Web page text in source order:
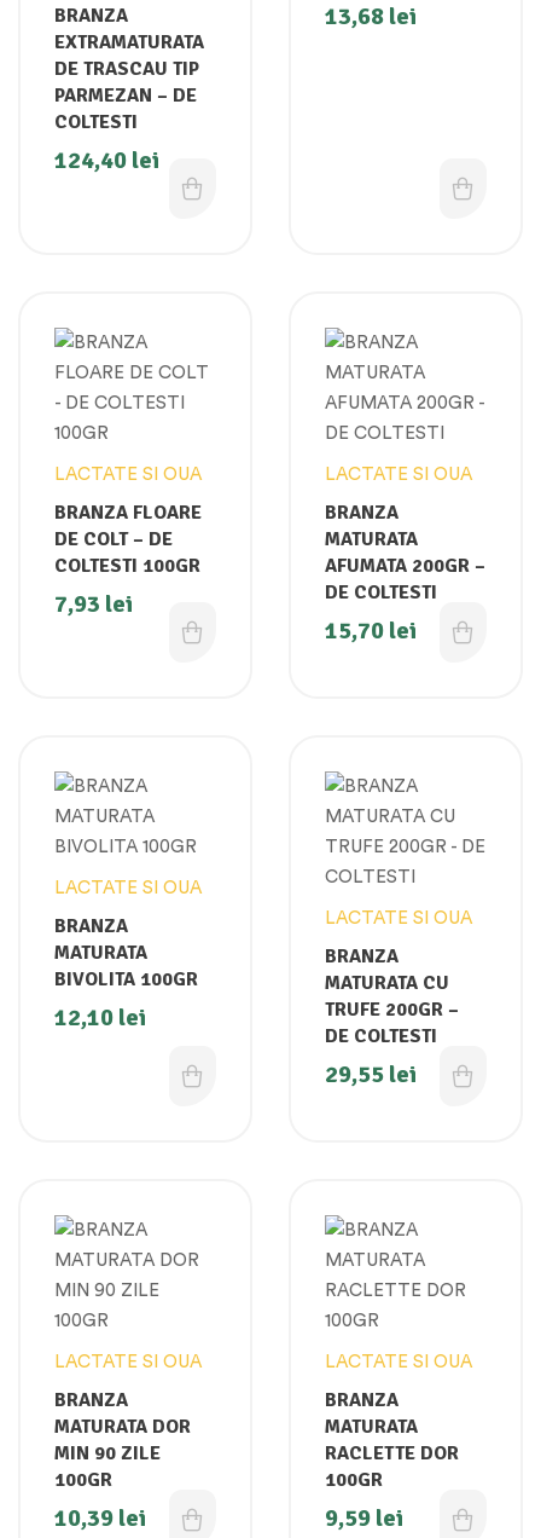
BRANZA
EXTRAMATURATA
DE TRASCAU TIP
PARMEZAN – DE
COLTESTI
124,40 lei
13,68 lei
LACTATE SI OUA
BRANZA FLOARE
DE COLT – DE
COLTESTI 100GR
7,93 lei
LACTATE SI OUA
BRANZA
MATURATA
AFUMATA 200GR –
DE COLTESTI
15,70 lei
LACTATE SI OUA
BRANZA
MATURATA
BIVOLITA 100GR
12,10 lei
LACTATE SI OUA
BRANZA
MATURATA CU
TRUFE 200GR –
DE COLTESTI
29,55 lei
LACTATE SI OUA
BRANZA
MATURATA DOR
MIN 90 ZILE
100GR
10,39 lei
LACTATE SI OUA
BRANZA
MATURATA
RACLETTE DOR
100GR
9,59 lei